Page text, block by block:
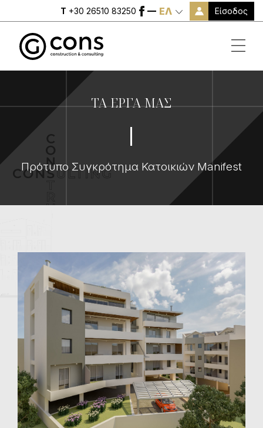
T +30 26510 83250 ΕΛ Είσοδος
ΤΑ ΕΡΓΑ ΜΑΣ
Πρότυπο Συγκρότημα Κατοικιών Manifest